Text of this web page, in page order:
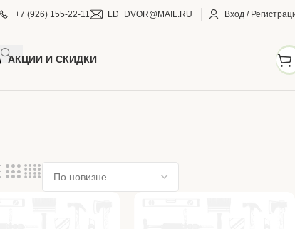
+7 (926) 155-22-11 LD_DVOR@MAIL.RU Вход /
АКЦИИ И СКИДКИ